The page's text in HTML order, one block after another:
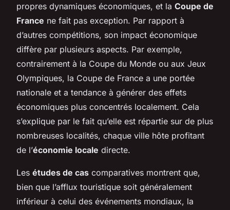
propres dynamiques économiques, et la Coupe de
France ne fait pas exception. Par rapport à
d’autres compétitions, son impact économique
diffère par plusieurs aspects. Par exemple,
contrairement à la Coupe du Monde ou aux Jeux
Olympiques, la Coupe de France a une portée
nationale et a tendance à générer des effets
économiques plus concentrés localement. Cela
s’explique par le fait qu’elle est répartie sur de plus
nombreuses localités, chaque ville hôte profitant
de l’économie locale directe.
Les études de cas comparatives montrent que,
bien que l’afflux touristique soit généralement
inférieur à celui des événements mondiaux, la